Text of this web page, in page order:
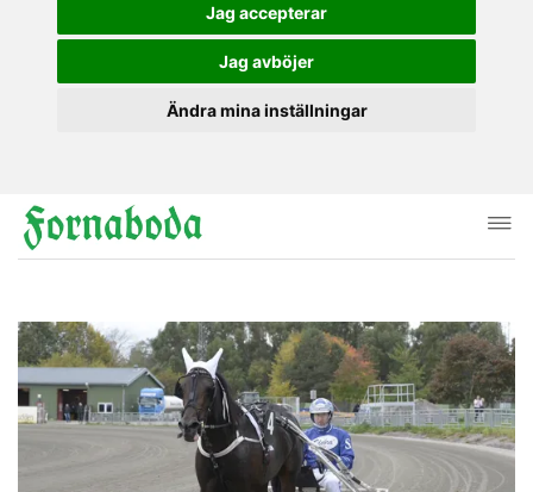
Jag accepterar
Jag avböjer
Ändra mina inställningar